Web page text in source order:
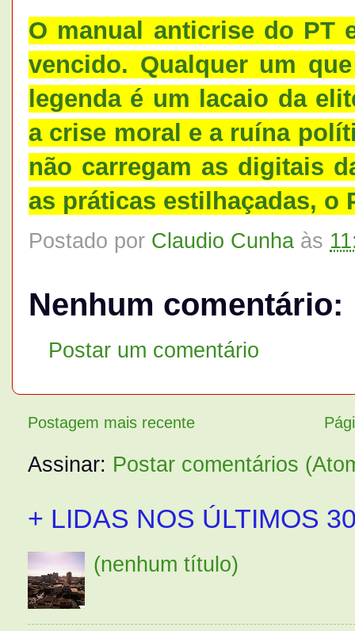
O manual anticrise do PT
vencido. Qualquer um
legenda é um lacaio da
a crise moral e a ruína
não carregam as digitais
as práticas estilhaçadas, o
Postado por Claudio Cunha às
Nenhum comentário:
Postar um comentário
Postagem mais recente
Assinar: Postar comentários
+ LIDAS NOS ÚLTIMOS
(nenhum título)